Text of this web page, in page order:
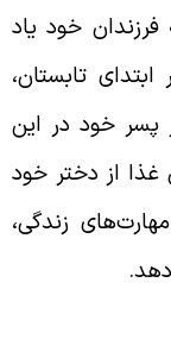
خود یاد
تابستان،
خود در این
از دختر خود
زندگی،